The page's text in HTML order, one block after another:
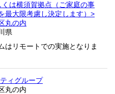
は横須賀拠点（ご家庭の事
最大限考慮し決定します）>
丸の内
県
はリモートでの実施となりま
ィグループ
丸の内